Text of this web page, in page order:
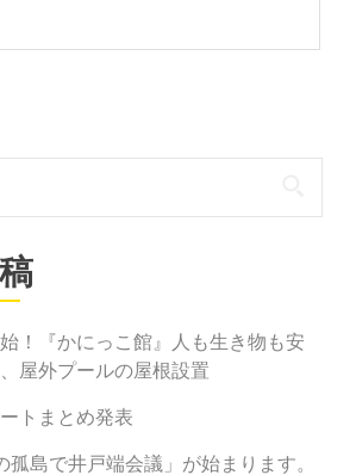
！『かにっこ館』人も生き物も安
屋外プールの屋根設置
トまとめ発表
孤島で井戸端会議」が始まります。